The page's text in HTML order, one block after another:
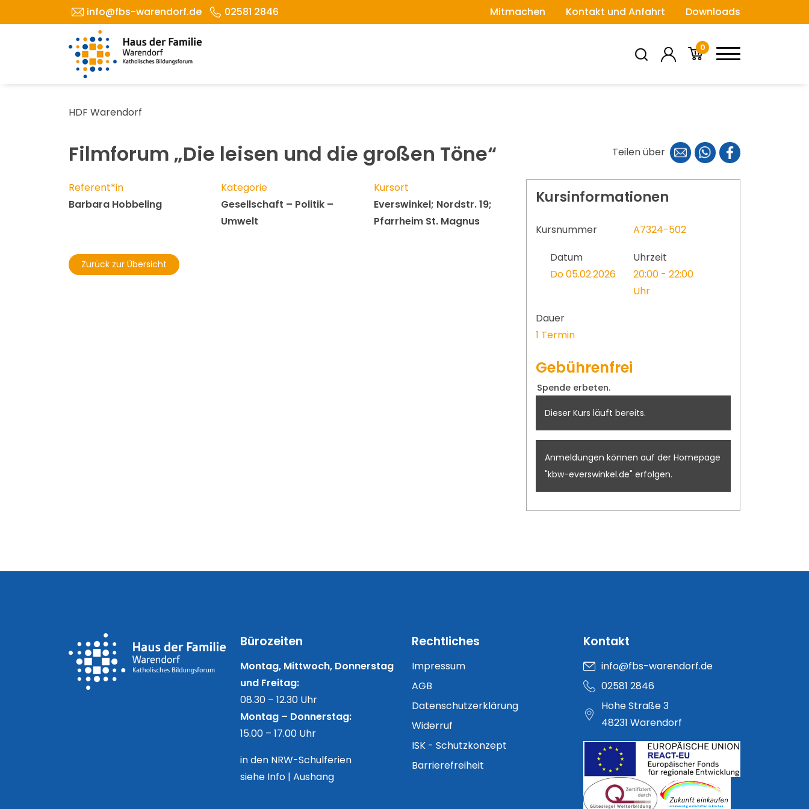
info@fbs-warendorf.de 02581 2846 Mitmachen Kontakt und Anfahrt Downloads
0
HDF Warendorf
Filmforum „Die leisen und die großen Töne“ Teilen über
Referent*in
Barbara Hobbeling
Kategorie
Gesellschaft – Politik –
Umwelt
Kursort
Everswinkel; Nordstr. 19;
Pfarrheim St. Magnus
Zurück zur Übersicht
Kursinformationen
Kursnummer
A7324-502
Datum
Do 05.02.2026
Uhrzeit
20:00 - 22:00
Uhr
Dauer
1 Termin
Gebührenfrei
Spende erbeten.
Dieser Kurs läuft bereits.
Anmeldungen können auf der Homepage
"kbw-everswinkel.de" erfolgen.
Bürozeiten
Montag, Mittwoch, Donnerstag
und Freitag:
08.30 – 12.30 Uhr
Montag – Donnerstag:
15.00 – 17.00 Uhr
in den NRW-Schulferien
siehe Info | Aushang
Rechtliches
Impressum
AGB
Datenschutzerklärung
Widerruf
ISK - Schutzkonzept
Barrierefreiheit
Kontakt
info@fbs-warendorf.de
02581 2846
Hohe Straße 3
48231 Warendorf